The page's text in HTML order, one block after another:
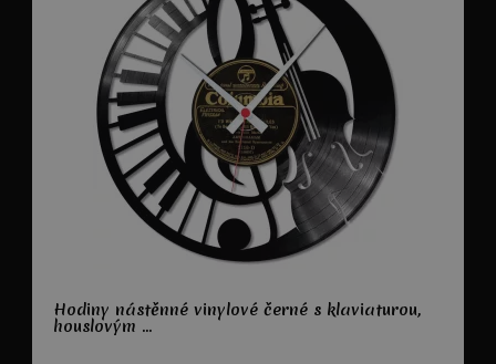
Hodiny nástěnné vinylové černé s klaviaturou,
houslovým ...